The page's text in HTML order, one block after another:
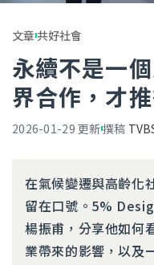
文章共好社會
永續不是一
界合作，才
2026-01-29 更新撰稿
在氣候變遷與高齡化
留在口號。5%
楊振甫，分享他如何
業帶來的影響，以及